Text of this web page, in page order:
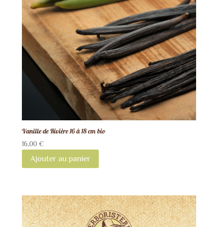
Vanille de Rivière 16 à 18 cm bio
16,00 €
Ajouter au panier